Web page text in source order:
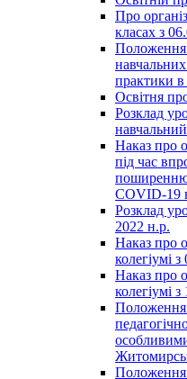
Про
класах з
Положення
навчальних
практики в
Освітня
Розклад
Наказ про
під час
поширенню
COVID-19
Розклад
2022 н.р.
Наказ про
колегіумі
Наказ про
колегіумі
Положення
Положення